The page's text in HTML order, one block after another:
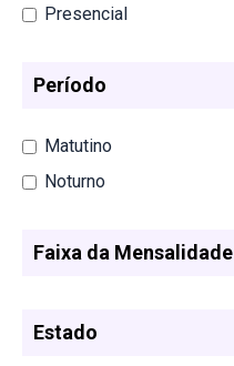
Presencial
Período
Matutino
Noturno
Faixa da Mensalidade
Estado